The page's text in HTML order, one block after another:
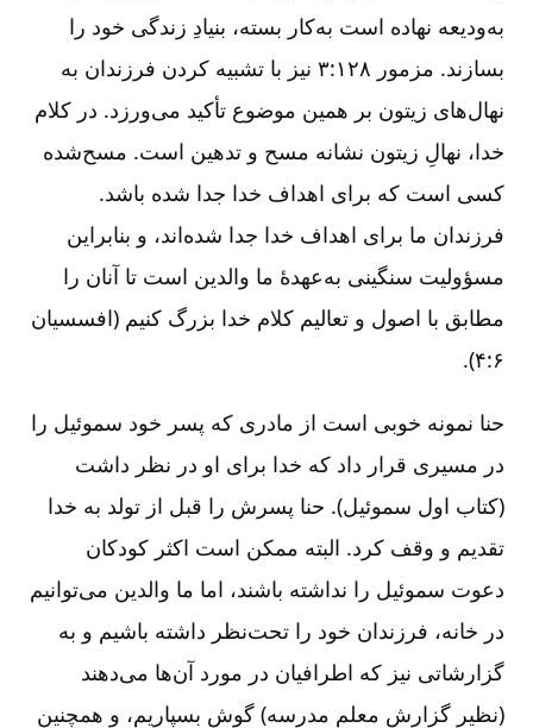
به‌ودیعه نهاده است به‌کار بسته، بنیادِ زندگی خود را
بسازند. مزمور ۱۲۸:‏۳ نیز با تشبیه کردن فرزندان به
نهال‌های زیتون بر همین موضوع تأکید می‌ورزد. در کلام
خدا، نهالِ زیتون نشانه مسح و تدهین است. مسح‌شده
کسی است که برای اهداف خدا جدا شده باشد.
فرزندان ما برای اهداف خدا جدا شده‌اند، و بنابراین
مسؤولیت سنگینی به‌عهدۀ ما والدین است تا آنان را
مطابق با اصول و تعالیم کلام خدا بزرگ کنیم (افسسیان
۶‌:‏۴).
حنا نمونه خوبی است از مادری که پسر خود سموئیل را
در مسیری قرار داد که خدا برای او در نظر داشت
(کتاب اول سموئیل). حنا پسرش را قبل از تولد به خدا
تقدیم و وقف کرد. البته ممکن است اکثر کودکان
دعوت سموئیل را نداشته باشند، اما ما والدین می‌توانیم
در خانه، فرزندان خود را تحت‌نظر داشته باشیم و به
گزارشاتی نیز که اطرافیان در مورد آن‌ها می‌دهند
(نظیر گزارش معلم مدرسه) گوش بسپاریم، و همچنین